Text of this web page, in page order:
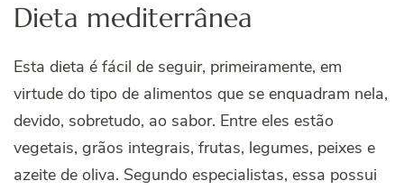
Dieta mediterrânea
Esta dieta é fácil de seguir, primeiramente, em
virtude do tipo de alimentos que se enquadram nela,
devido, sobretudo, ao sabor. Entre eles estão
vegetais, grãos integrais, frutas, legumes, peixes e
azeite de oliva. Segundo especialistas, essa possui